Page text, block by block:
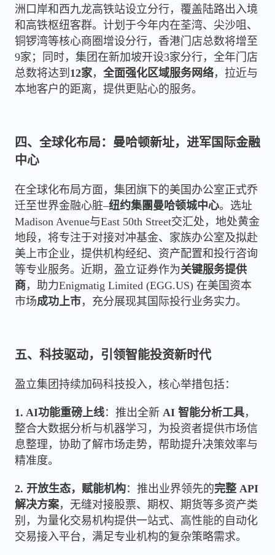
洲口岸和西九龙高铁站设立分行，覆盖陆路出入境
和高铁枢纽客群。计划于今年内在荃湾、尖沙咀、
铜锣湾等核心商圈增设分行，香港门店总数将增至
9家；同时，集团在新加坡开设3家分行，全年门店
总数将达到 12家， 全面强化区域服务网络，拉近与
本地客户的距离，提供更贴心的服务。
四、全球化布局：曼哈顿新址，进军国际金融
中心
在全球化布局方面，集团旗下的美国办公室正式乔
迁至世界金融心脏–纽约集團曼哈顿城中心。选址
Madison Avenue与East 50th Street交汇处，地处黄金
地段，将专注于对接对冲基金、家族办公室及拟赴
美上市企业，提供机构经纪、资产配置和投行咨询
等专业服务。近期，盈立证券作为关键服务提供
商，助力Enigmatig Limited (EGG.US) 在美国资本
市场成功上市，充分展现其国际投行业务实力。
五、科技驱动，引领智能投资新时代
盈立集团持续加码科技投入，核心举措包括：
1. AI功能重磅上线：推出全新 AI 智能分析工具，
整合大数据分析与机器学习，为投资者提供市场信
息整理，协助了解市场走势，帮助提升决策效率与
精准度。
2. 开放生态，赋能机构：推出业界领先的完整 API
解决方案，无缝对接股票、期权、期货等多资产类
别，为量化交易机构提供一站式、高性能的自动化
交易接入平台，满足专业机构的复杂策略需求。